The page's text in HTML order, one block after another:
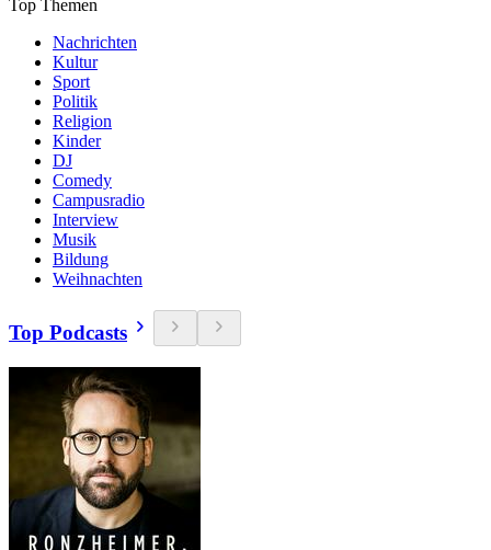
Top Themen
Nachrichten
Kultur
Sport
Politik
Religion
Kinder
DJ
Comedy
Campusradio
Interview
Musik
Bildung
Weihnachten
Top Podcasts